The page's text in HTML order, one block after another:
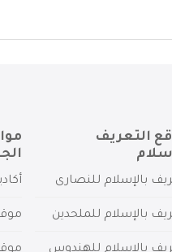
التعريف
بالإسلام للنصارى
بالإسلام للملحدين